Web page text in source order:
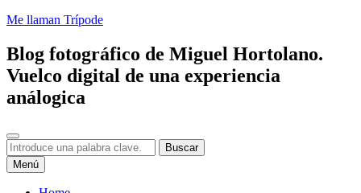
Saltar
contenido
Me llaman Trípode
Blog fotográfico de Miguel Hortolano.
Vuelco digital de una experiencia
análogica
Buscar
Buscar:
Buscar
Menú